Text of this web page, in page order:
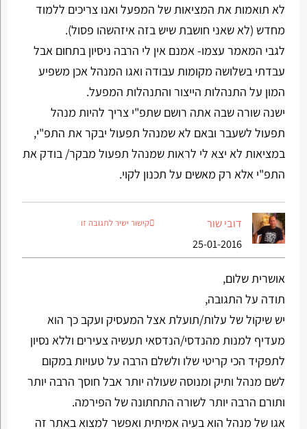
לא תואמות את המציאות של המפעל ואנו צריכים ללמוד
מחדש (לא שאני חושבת שיש בזה איזהשהו פסול).
לגבי המאמר עצמו- אמנם אין לי הרבה ניסיון בתחום אבל
עבדתי בשלושה מקומות עבודה ואגו המנהל אכן משפיע
המון על התנהלות הייצור והתנהלות המפעל.
ישנה שורה שבה אתה רושם שתפ"י צריך להיות מנהל
תפעול לשעבר ובאם לא שמנהל תפעול יבקר את התפ"י,
במציאות לא יצא לי לראות שמנהל תפעול מבקר/ בודק את
התפ"י אלא רק מאשים על תכנון לקוי.
דובי שור
25-01-2016
קישור ישיר לתגובה זו
אושרית שלום,
תודה על התגובה,
יש שיקול של עלות/תועלת אצל המעסיק ועקב כך הוא
מעדיף למנות מהנדסי/הנדסאי תעשיה צעירים וללא נסיון
לתפקיד הכי קריטי שלו ולשלם הרבה על טעויות במקום
לשם מנהל ותיק ומנוסה שעולה יותר אבל חוסך הרבה יותר
ותורם הרבה יותר לשורה התחתונה של הפירמה.
אגו של מנהל הוא בעיה אמיתית ואפשר למצוא באתר זה